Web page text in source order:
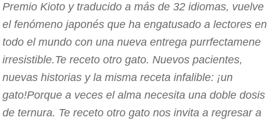
Premio Kioto y traducido a más de 32 idiomas, vuelve
el fenómeno japonés que ha engatusado a lectores en
todo el mundo con una nueva entrega purrfectamene
irresistible.Te receto otro gato. Nuevos pacientes,
nuevas historias y la misma receta infalible: ¡un
gato!Porque a veces el alma necesita una doble dosis
de ternura. Te receto otro gato nos invita a regresar a